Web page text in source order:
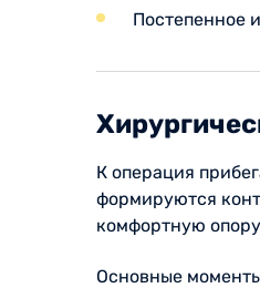
Постепенное
К операция
формируются
комфортную
Основные